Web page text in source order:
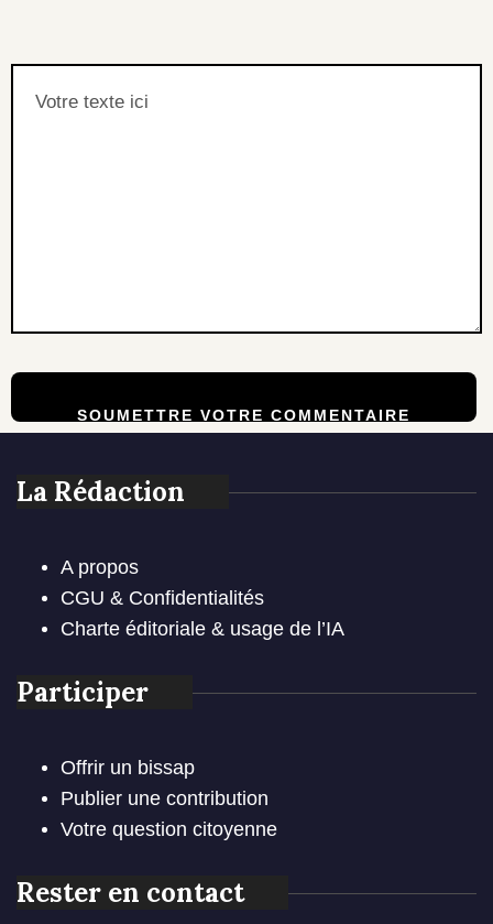
La Rédaction
A propos
CGU & Confidentialités
Charte éditoriale & usage de l’IA
Participer
Offrir un bissap
Publier une contribution
Votre question citoyenne
Rester en contact